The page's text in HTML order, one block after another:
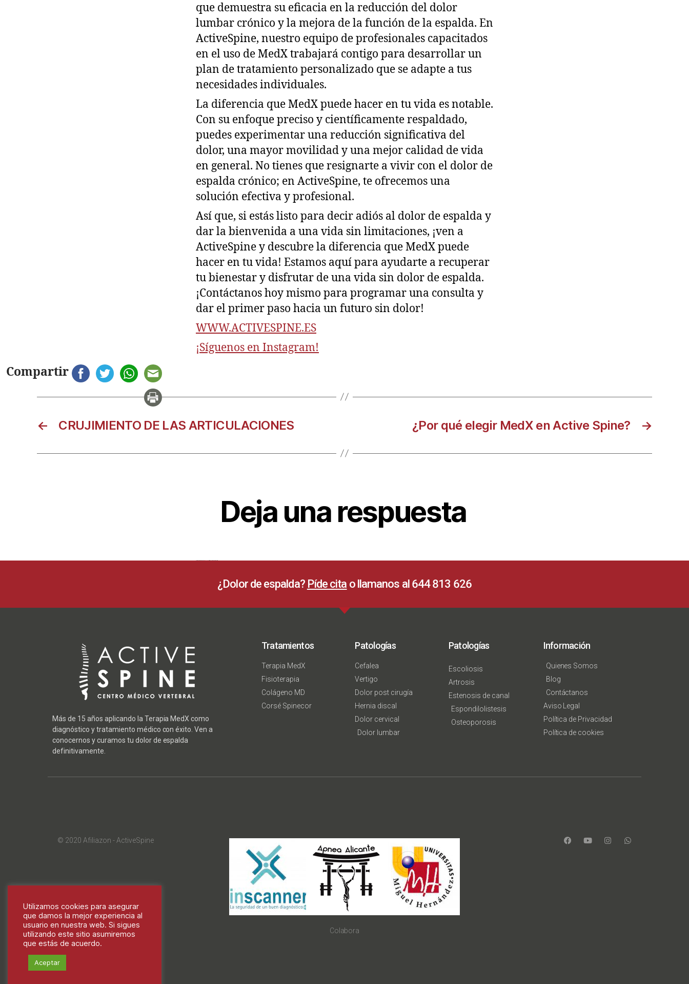
que demuestra su eficacia en la reducción del dolor
lumbar crónico y la mejora de la función de la espalda. En
ActiveSpine, nuestro equipo de profesionales capacitados
en el uso de MedX trabajará contigo para desarrollar un
plan de tratamiento personalizado que se adapte a tus
necesidades individuales.
La diferencia que MedX puede hacer en tu vida es notable.
Con su enfoque preciso y científicamente respaldado,
puedes experimentar una reducción significativa del
dolor, una mayor movilidad y una mejor calidad de vida
en general. No tienes que resignarte a vivir con el dolor de
espalda crónico; en ActiveSpine, te ofrecemos una
solución efectiva y profesional.
Así que, si estás listo para decir adiós al dolor de espalda y
dar la bienvenida a una vida sin limitaciones, ¡ven a
ActiveSpine y descubre la diferencia que MedX puede
hacer en tu vida! Estamos aquí para ayudarte a recuperar
tu bienestar y disfrutar de una vida sin dolor de espalda.
¡Contáctanos hoy mismo para programar una consulta y
dar el primer paso hacia un futuro sin dolor!
WWW.ACTIVESPINE.ES
¡Síguenos en Instagram!
Compartir
← CRUJIMIENTO DE LAS ARTICULACIONES →
¿Por qué elegir MedX en Active Spine?
Deja una respuesta
¿Dolor de espalda? Píde cita o llamanos al 644 813 626
Más de 15 años aplicando la Terapia MedX como
diagnóstico y tratamiento médico con éxito. Ven a
conocernos y curamos tu dolor de espalda
definitivamente.
Tratamientos
Terapia MedX
Fisioterapia
Colágeno MD
Corsé Spinecor
Patologías
Cefalea
Vertigo
Dolor post cirugía
Hernia discal
Dolor cervical
Dolor lumbar
Patologías
Escoliosis
Artrosis
Estenosis de canal
Espondilolistesis
Osteoporosis
Información
Quienes Somos
Blog
Contáctanos
Aviso Legal
Política de Privacidad
Política de cookies
© 2020 Afiliazon - ActiveSpine
Colabora
Utilizamos cookies para asegurar
que damos la mejor experiencia al
usuario en nuestra web. Si sigues
utilizando este sitio asumiremos
que estás de acuerdo.
Aceptar